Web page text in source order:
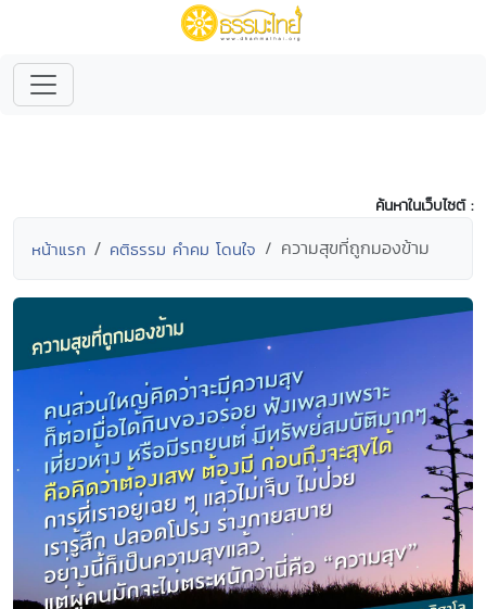
ค้นหาในเว็บไซต์ :
หน้าแรก คติธรรม คำคม โดนใจ ความสุขที่ถูกมองข้าม